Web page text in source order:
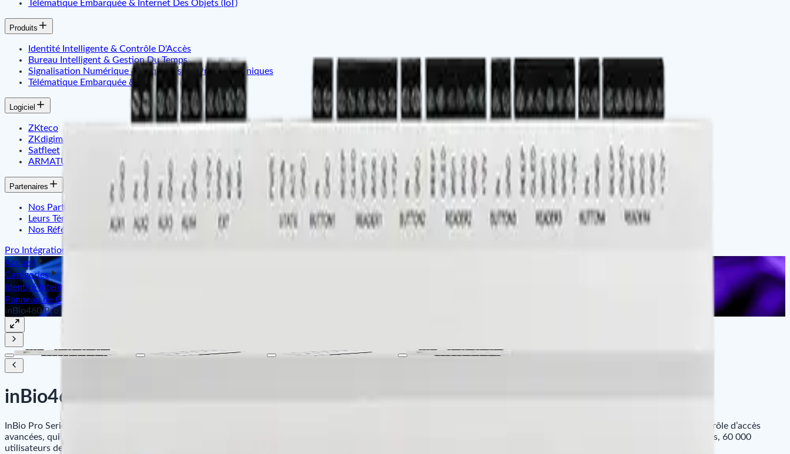
Télématique Embarquée & Internet Des Objets (IoT)
Produits
Identité Intelligente & Contrôle D'Accès
Bureau Intelligent & Gestion Du Temps
Signalisation Numérique & Étiquettes De Prix Électroniques
Télématique Embarquée & IoT
Logiciel
ZKteco
ZKdigimax
Satfleet
ARMATURA
Partenaires
Nos Partenaires
Leurs Témoignages
Nos Références
Pro Intégration
Accueil
Catégories
Identité Intelligente & Contrôle d'Accès
Panneau de Contrôle d'Accès
inBio460 Pro
inBio460 Pro
InBio Pro Series est un produits de haut gamme orientée avec des fonctionnalités uniques telles que la vérification intégrée des empreintes digitales et des fonctions de contrôle d’accès
avancées, qui peuvent être gérées par la communication TCP / IP via des réseaux LAN ou WAN. InBio460 PRO Prend en charge jusqu’à 20 000 modèles d’empreintes digitales, 60 000
utilisateurs de cartes et stocke jusqu’à 100 000 événements et transactions. 4 portes peuvent être assortis dans une architecture système optimisée.